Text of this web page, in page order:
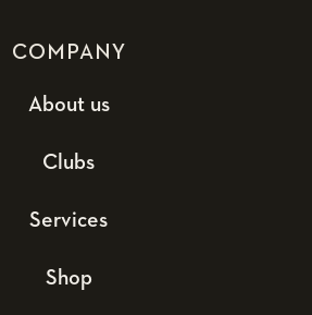
COMPANY
About us
Clubs
Services
Shop